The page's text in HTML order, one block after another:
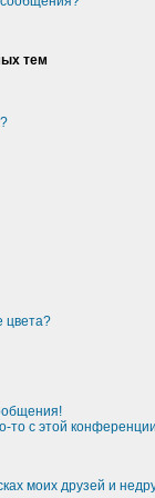
тем
цвета?
то с этой
моих друзей и